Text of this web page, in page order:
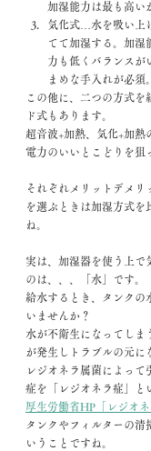
加湿能力は最も高い
気化式…水を吸い上
てて加湿する。加湿
力も低くバランスが
まめな手入れが必須。
この他に、二つの方式を
ド式もあります。
超音波+加熱、気化+加熱
電力のいいとこどりを狙
それぞれメリットデメ
を選ぶときは加湿方式を
ね。
実は、加湿器を使う上で
のは、、、「水」です。
給水するとき、タンクの
いませんか？
水が不衛生になってしま
が発生しトラブルの元に
レジオネラ属菌によっ
症を「レジオネラ症」と
厚生労働省HP「レジオネ
タンクやフィルターの清
いうことですね。